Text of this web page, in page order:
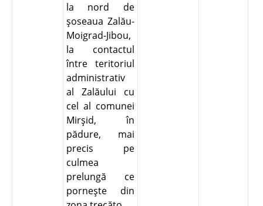
la nord de
şoseaua Zalău-
Moigrad-Jibou,
la contactul
între teritoriul
administrativ
al Zalăului cu
cel al comunei
Mirşid, în
pădure, mai
precis pe
culmea
prelungă ce
porneşte din